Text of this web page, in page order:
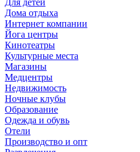
Для детей
Дома отдыха
Интернет компании
Йога центры
Кинотеатры
Культурные места
Магазины
Медцентры
Недвижимость
Ночные клубы
Образование
Одежда и обувь
Отели
Производство и опт